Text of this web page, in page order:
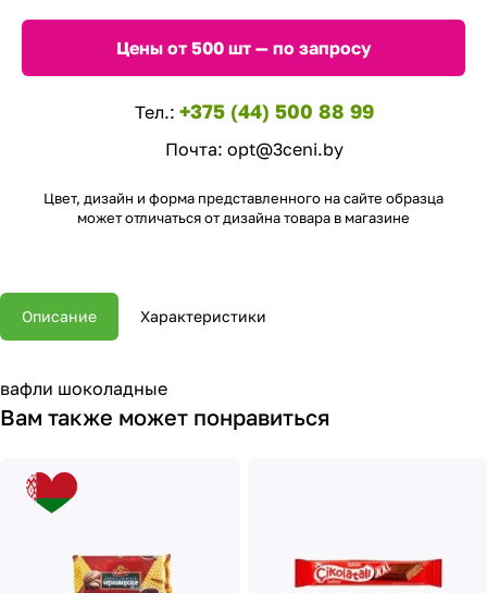
Цены от 500 шт — по запросу
Тел.: +375 (44) 500 88 99
Почта: opt@3ceni.by
Цвет, дизайн и форма представленного на сайте образца
может отличаться от дизайна товара в магазине
Описание Характеристики
вафли шоколадные
Вам также может понравиться